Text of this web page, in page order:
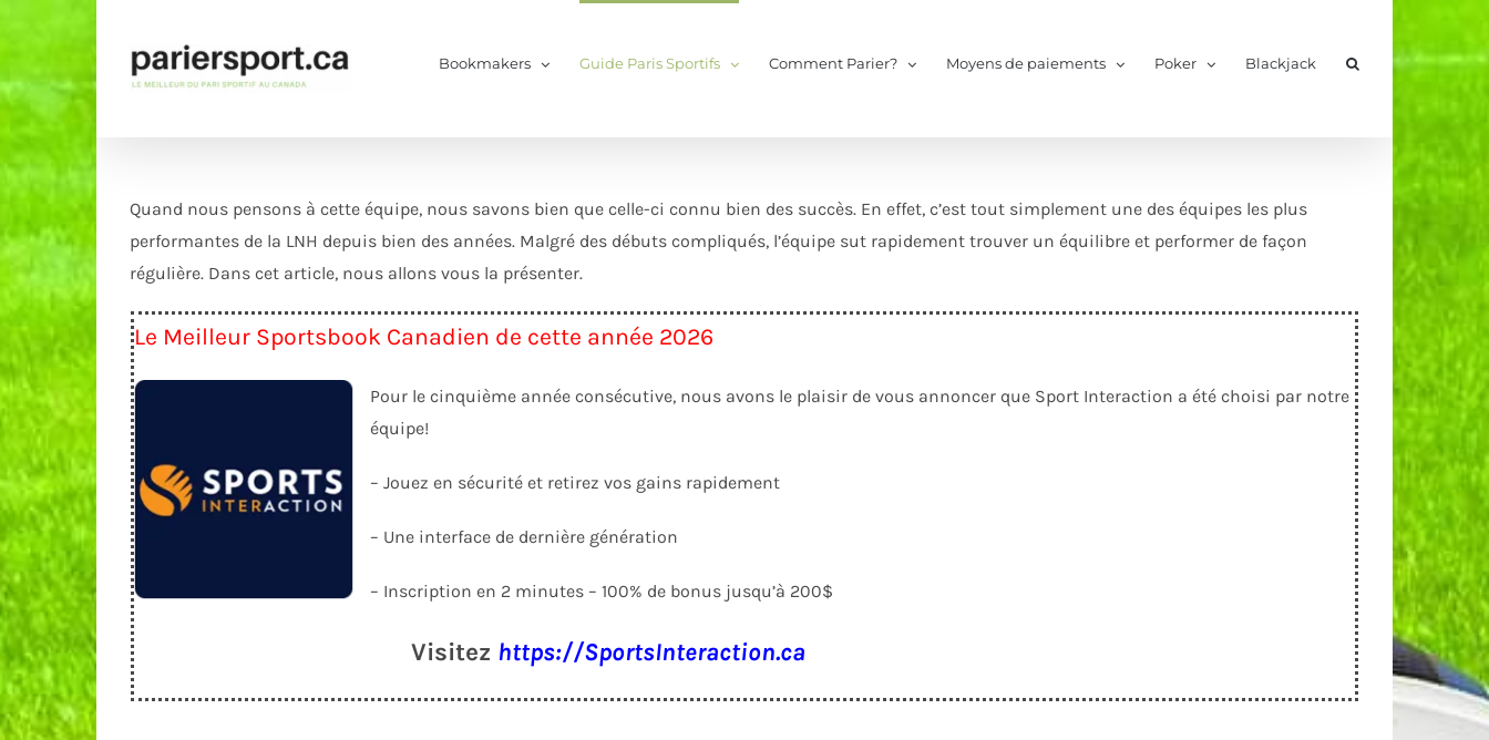
content
Bookmakers Guide Paris Sportifs Comment Parier? Moyens de paiements Poker Blackjack
Quand nous pensons à cette équipe, nous savons bien que celle-ci connu bien des succès. En effet, c’est tout simplement une des équipes les plus
performantes de la LNH depuis bien des années. Malgré des débuts compliqués, l’équipe sut rapidement trouver un équilibre et performer de façon
régulière. Dans cet article, nous allons vous la présenter.
Le Meilleur Sportsbook Canadien de cette année 2026
Pour le cinquième année consécutive, nous avons le plaisir de vous annoncer que Sport Interaction a été choisi par notre
équipe!
– Jouez en sécurité et retirez vos gains rapidement
– Une interface de dernière génération
– Inscription en 2 minutes – 100% de bonus jusqu’à 200$
Visitez https://SportsInteraction.ca